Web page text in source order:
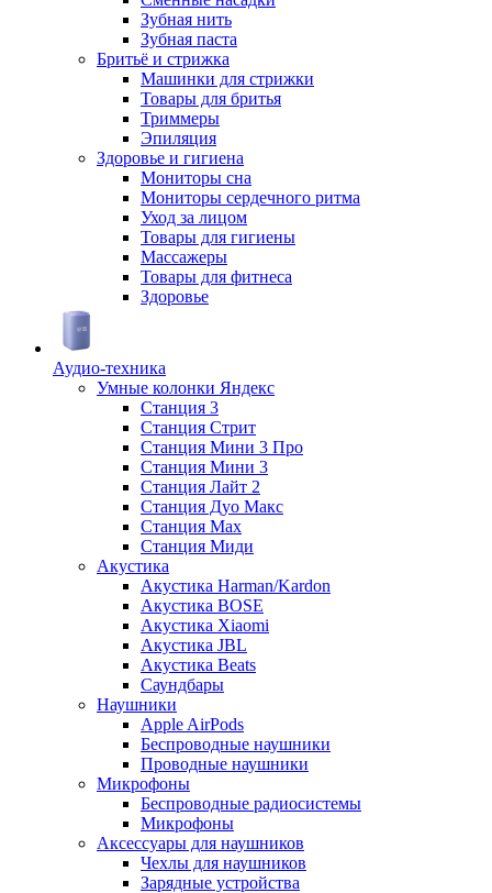
Зубная нить
Зубная паста
Бритьё и стрижка
Машинки для стрижки
Товары для бритья
Триммеры
Эпиляция
Здоровье и гигиена
Мониторы сна
Мониторы сердечного ритма
Уход за лицом
Товары для гигиены
Массажеры
Товары для фитнеса
Здоровье
Аудио-техника
Умные колонки Яндекс
Станция 3
Станция Стрит
Станция Мини 3 Про
Станция Мини 3
Станция Лайт 2
Станция Дуо Макс
Станция Max
Станция Миди
Акустика
Акустика Harman/Kardon
Акустика BOSE
Акустика Xiaomi
Акустика JBL
Акустика Beats
Саундбары
Наушники
Apple AirPods
Беспроводные наушники
Проводные наушники
Микрофоны
Беспроводные радиосистемы
Микрофоны
Аксессуары для наушников
Чехлы для наушников
Зарядные устройства